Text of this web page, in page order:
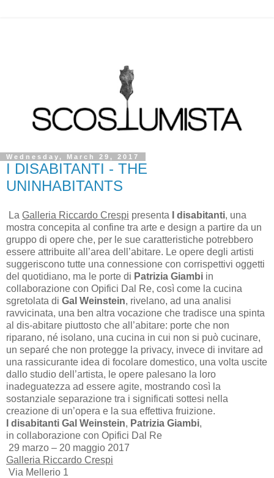
Wednesday, March 29, 2017
I DISABITANTI - THE
UNINHABITANTS
La Galleria Riccardo Crespi presenta I disabitanti, una
mostra concepita al confine tra arte e design a partire da un
gruppo di opere che, per le sue caratteristiche potrebbero
essere attribuite all’area dell’abitare. Le opere degli artisti
suggeriscono tutte una connessione con corrispettivi oggetti
del quotidiano, ma le porte di Patrizia Giambi in
collaborazione con Opifici Dal Re, così come la cucina
sgretolata di Gal Weinstein, rivelano, ad una analisi
ravvicinata, una ben altra vocazione che tradisce una spinta
al dis-abitare piuttosto che all’abitare: porte che non
riparano, né isolano, una cucina in cui non si può cucinare,
un separé che non protegge la privacy, invece di invitare ad
una rassicurante idea di focolare domestico, una volta uscite
dallo studio dell’artista, le opere palesano la loro
inadeguatezza ad essere agite, mostrando così la
sostanziale separazione tra i significati sottesi nella
creazione di un’opera e la sua effettiva fruizione.
I disabitanti Gal Weinstein, Patrizia Giambi,
in collaborazione con Opifici Dal Re
29 marzo – 20 maggio 2017
Galleria Riccardo Crespi
Via Mellerio 1